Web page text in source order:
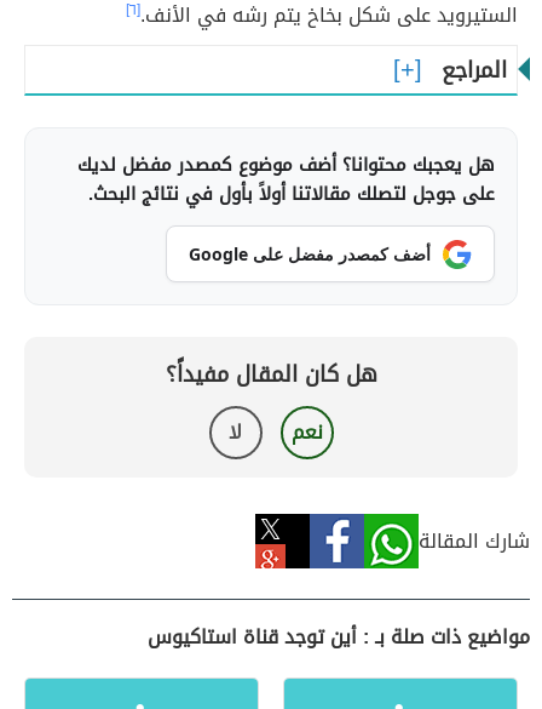
الستيرويد على شكل بخاخ يتم رشه في الأنف.[٦]
المراجع
هل يعجبك محتوانا؟ أضف موضوع كمصدر مفضل لديك
على جوجل لتصلك مقالاتنا أولاً بأول في نتائج البحث.
أضف كمصدر مفضل على Google
هل كان المقال مفيداً؟
نعم لا
شارك المقالة
مواضيع ذات صلة بـ : أين توجد قناة استاكيوس